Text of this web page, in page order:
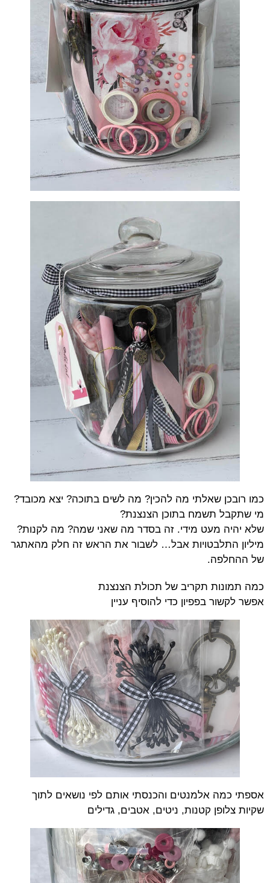
כמו רובכן שאלתי מה להכין? מה לשים בתוכה? יצא מכובד?
מי שתקבל תשמח בתוכן הצנצנת?
שלא יהיה מעט מידי. זה בסדר מה שאני שמה? מה לקנות?
מיליון התלבטויות אבל… לשבור את הראש זה חלק מהאתגר
של ההחלפה.
כמה תמונות תקריב של תכולת הצנצנת
אפשר לקשור בפפיון כדי להוסיף עניין
אספתי כמה אלמנטים והכנסתי אותם לפי נושאים לתוך
שקיות צלופן קטנות, ניטים, אטבים, גדילים